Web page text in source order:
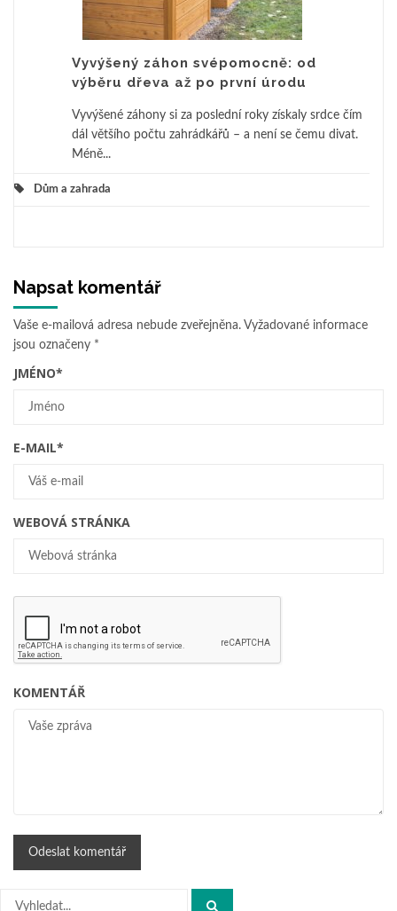
Vyvýšený záhon svépomocně: od
výběru dřeva až po první úrodu
Vyvýšené záhony si za poslední roky získaly srdce čím
dál většího počtu zahrádkářů – a není se čemu divat.
Méně...
Dům a zahrada
Napsat komentář
Vaše e-mailová adresa nebude zveřejněna. Vyžadované informace
jsou označeny *
JMÉNO*
E-MAIL*
WEBOVÁ STRÁNKA
KOMENTÁŘ
Hledat: